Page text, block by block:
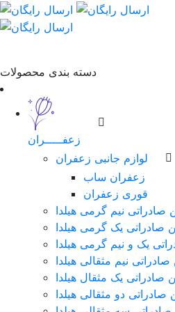
دسته بندی محصولات
زعفـــــران
لوازم جانبی زعفران
زعفران ساب
قوری زعفران
صادراتی نیم گرمی هیلدا
صادراتی یک گرمی هیلدا
یک و نیم گرمی هیلدا
نیم مثقالی هیلدا
صادراتی یک مثقال هیلدا
دو مثقالی هیلدا